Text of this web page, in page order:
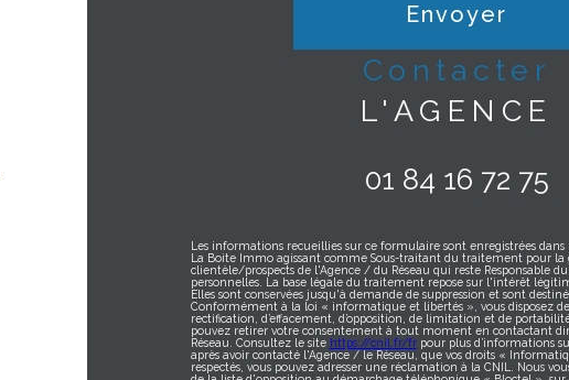
Envoyer
contacter
L'AGENCE
01 84 16 72 75
Les informations recueillies sur ce formulaire sont enregistrées
La Boite Immo agissant comme Sous-traitant du traitement pour la
clientèle/prospects de l'Agence / du Réseau qui reste Responsable
personnelles. La base légale du traitement repose sur l'intérêt
Elles sont conservées jusqu'à demande de suppression et sont
Conformément à la loi « informatique et libertés », vous disposez des
rectification, d’effacement, d’opposition, de limitation et de
pouvez retirer votre consentement à tout moment en contactant
Réseau. Consultez le site https://cnil.fr/frpour plus d’informations
après avoir contacté l'Agence / le Réseau, que vos droits «
respectés, vous pouvez adresser une réclamation à la CNIL. Nous